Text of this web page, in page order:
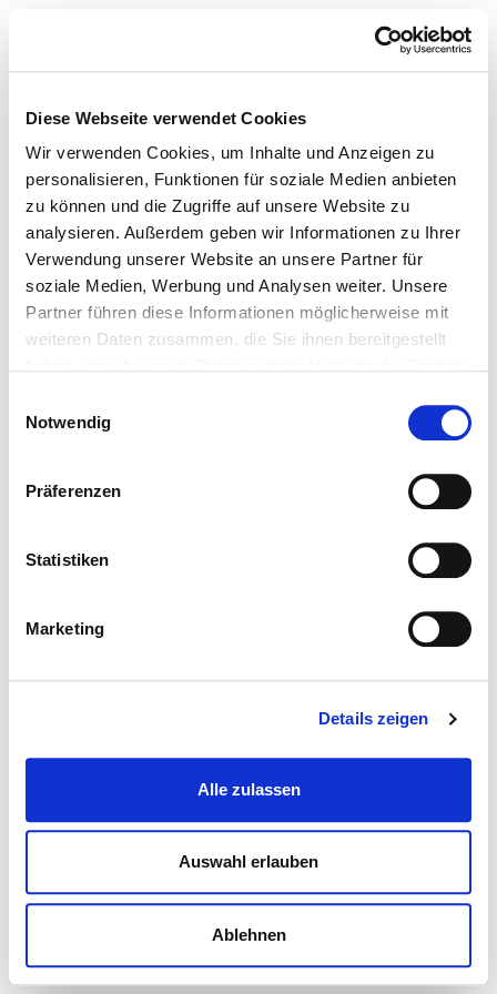
Diese Webseite verwendet Cookies
Wir verwenden Cookies, um Inhalte und Anzeigen zu
personalisieren, Funktionen für soziale Medien anbieten
zu können und die Zugriffe auf unsere Website zu
analysieren. Außerdem geben wir Informationen zu Ihrer
Verwendung unserer Website an unsere Partner für
soziale Medien, Werbung und Analysen weiter. Unsere
Partner führen diese Informationen möglicherweise mit
weiteren Daten zusammen, die Sie ihnen bereitgestellt
Notwendig
Präferenzen
Statistiken
Marketing
Details zeigen
Alle zulassen
Auswahl erlauben
Ablehnen